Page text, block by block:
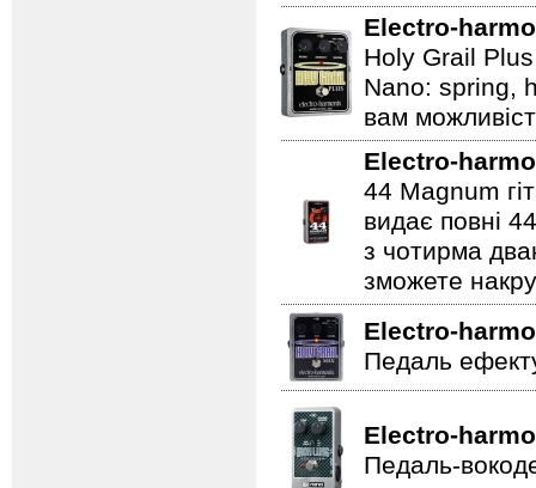
Electro-
Holy Grail Plus
Nano: spring,
вам
Electro-
44 Magnum
видає повні
з чотирма
зможете
Electro-
Педаль
Electro-
Педаль-